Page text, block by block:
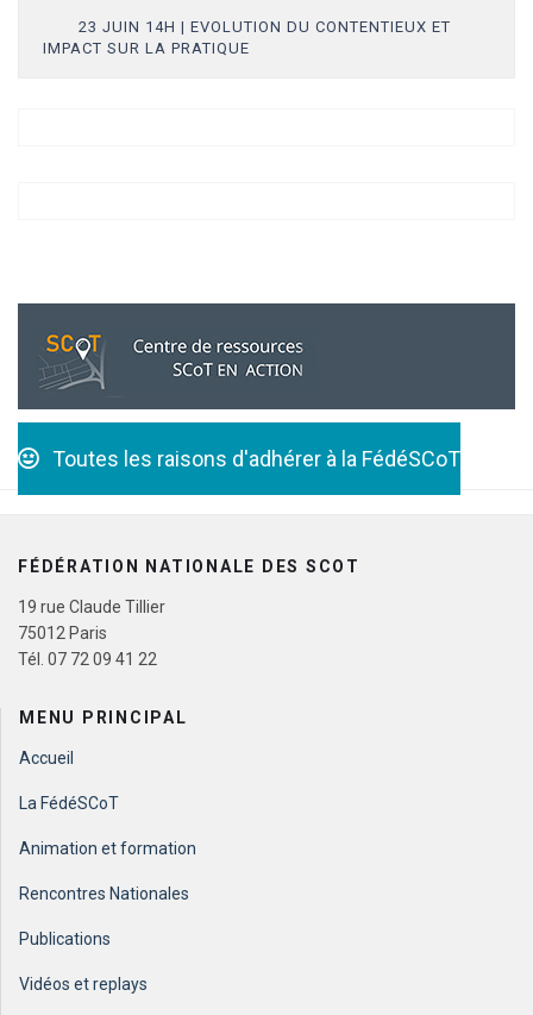
23 JUIN 14H | EVOLUTION DU CONTENTIEUX ET
IMPACT SUR LA PRATIQUE
Toutes les raisons d'adhérer à la FédéSCoT
FÉDÉRATION NATIONALE DES SCOT
19 rue Claude Tillier
75012 Paris
Tél. 07 72 09 41 22
MENU PRINCIPAL
Accueil
La FédéSCoT
Animation et formation
Rencontres Nationales
Publications
Vidéos et replays